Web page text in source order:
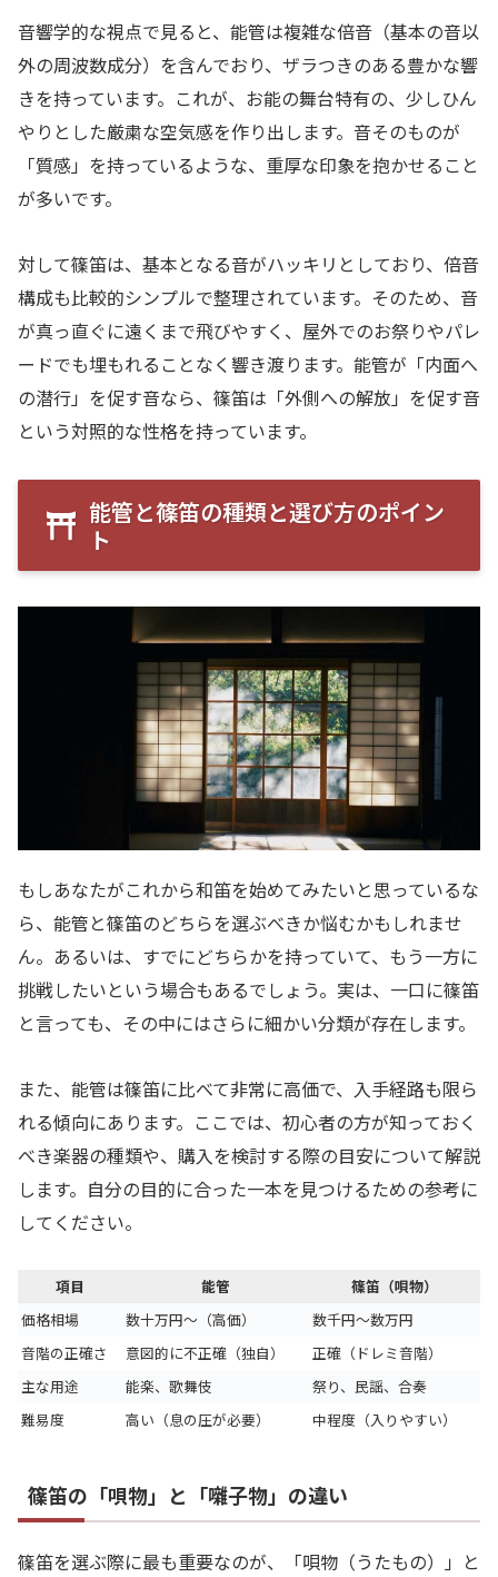
音響学的な視点で見ると、能管は複雑な倍音（基本の音以
外の周波数成分）を含んでおり、ザラつきのある豊かな響
きを持っています。これが、お能の舞台特有の、少しひん
やりとした厳粛な空気感を作り出します。音そのものが
「質感」を持っているような、重厚な印象を抱かせること
が多いです。
対して篠笛は、基本となる音がハッキリとしており、倍音
構成も比較的シンプルで整理されています。そのため、音
が真っ直ぐに遠くまで飛びやすく、屋外でのお祭りやパレ
ードでも埋もれることなく響き渡ります。能管が「内面へ
の潜行」を促す音なら、篠笛は「外側への解放」を促す音
という対照的な性格を持っています。
能管と篠笛の種類と選び方のポイン
ト
もしあなたがこれから和笛を始めてみたいと思っているな
ら、能管と篠笛のどちらを選ぶべきか悩むかもしれませ
ん。あるいは、すでにどちらかを持っていて、もう一方に
挑戦したいという場合もあるでしょう。実は、一口に篠笛
と言っても、その中にはさらに細かい分類が存在します。
また、能管は篠笛に比べて非常に高価で、入手経路も限ら
れる傾向にあります。ここでは、初心者の方が知っておく
べき楽器の種類や、購入を検討する際の目安について解説
します。自分の目的に合った一本を見つけるための参考に
してください。
項目 能管
篠笛（唄物）
価格相場
数十万円〜（高価）
数千円〜数万円
音階の正確さ
意図的に不正確（独自）
正確（ドレミ音階）
主な用途
能楽、歌舞伎
祭り、民謡、合奏
難易度
高い（息の圧が必要） 中程度（入りやすい）
篠笛の「唄物」と「囃子物」の違い
篠笛を選ぶ際に最も重要なのが、「唄物（うたもの）」と